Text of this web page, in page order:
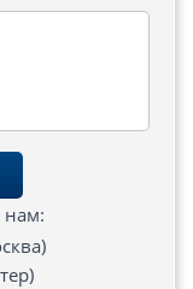
нам: